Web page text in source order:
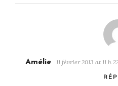
Amélie 11 février 2013 at 11 h